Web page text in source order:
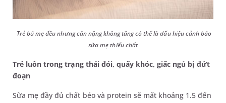
Trẻ bú mẹ đều nhưng cân nặng không tăng có thể là dấu hiệu cảnh báo
sữa mẹ thiếu chất
Trẻ luôn trong trạng thái đói, quấy khóc, giấc ngủ bị đứt
đoạn
Sữa mẹ đầy đủ chất béo và protein sẽ mất khoảng 1.5 đến